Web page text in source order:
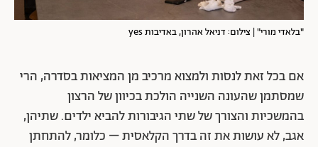
"בלאדי מורי" | צילום: דניאל אהרון, באדיבות yes
אם בכל זאת לנסות ולמצוא מרכיב מן המציאות בסדרה, הרי
שמסתמן שהעונה השנייה הולכת בכיוון של הרצון
בהמשכיות והצורך של שתי הגיבורות להביא ילדים. שתיהן,
אגב, לא עושות את זה בדרך הקלאסית – כלומר, להתחתן